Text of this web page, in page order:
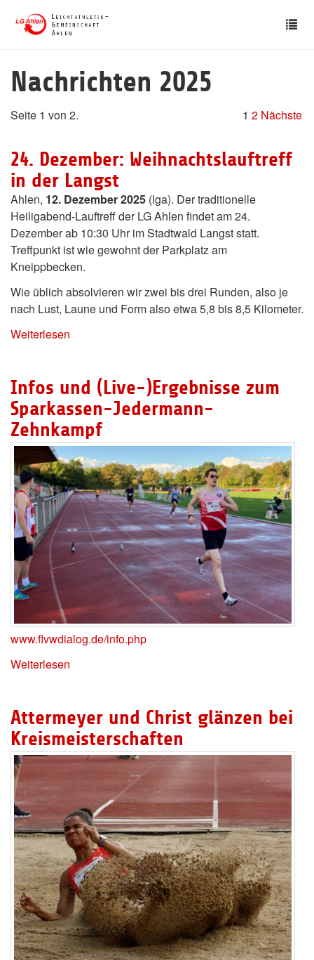
Nachrichten 2025
Seite 1 von 2. 1 2 Nächste
24. Dezember: Weihnachtslauftreff
in der Langst
Ahlen, 12. Dezember 2025 (lga). Der traditionelle
Heiligabend-Lauftreff der LG Ahlen findet am 24.
Dezember ab 10:30 Uhr im Stadtwald Langst statt.
Treffpunkt ist wie gewohnt der Parkplatz am
Kneippbecken.
Wie üblich absolvieren wir zwei bis drei Runden, also je
nach Lust, Laune und Form also etwa 5,8 bis 8,5 Kilometer.
Weiterlesen
Infos und (Live-)Ergebnisse zum
Sparkassen-Jedermann-
Zehnkampf
www.flvwdialog.de/info.php
Weiterlesen
Attermeyer und Christ glänzen bei
Kreismeisterschaften